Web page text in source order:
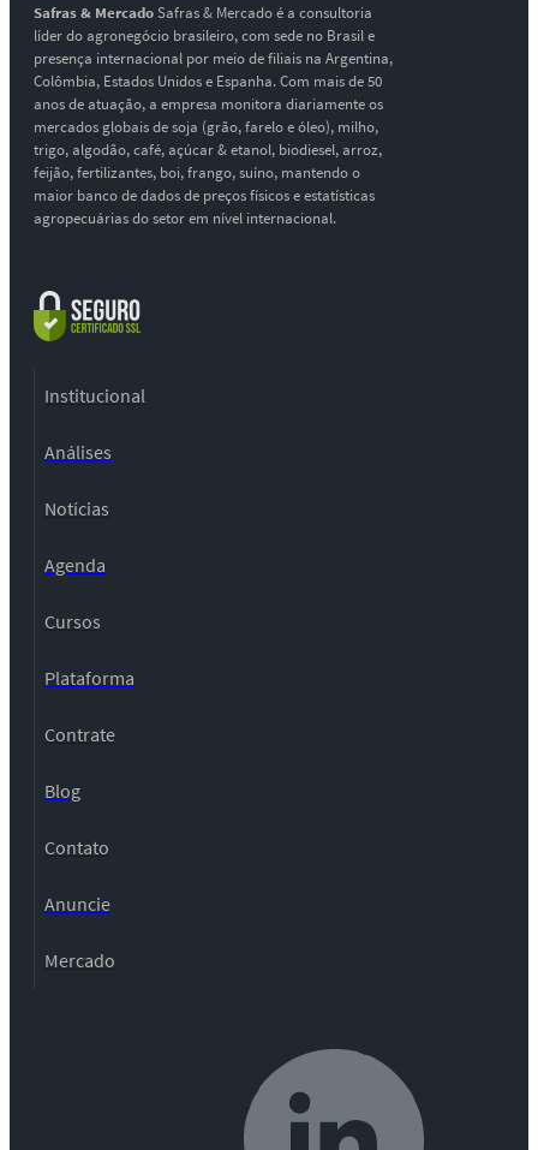
Safras & MercadoSafras & Mercado é a consultoria
líder do agronegócio brasileiro, com sede no Brasil e
presença internacional por meio de filiais na Argentina,
Colômbia, Estados Unidos e Espanha. Com mais de 50
anos de atuação, a empresa monitora diariamente os
mercados globais de soja (grão, farelo e óleo), milho,
trigo, algodão, café, açúcar & etanol, biodiesel, arroz,
feijão, fertilizantes, boi, frango, suíno, mantendo o
maior banco de dados de preços físicos e estatísticas
agropecuárias do setor em nível internacional.
Institucional
Análises
Notícias
Agenda
Cursos
Plataforma
Contrate
Blog
Contato
Anuncie
Mercado